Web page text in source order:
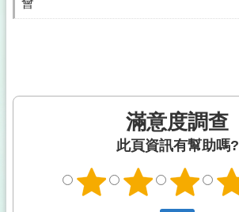
會
滿意度調查
此頁資訊有幫助嗎?